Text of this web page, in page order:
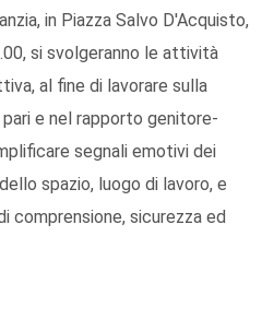
in Piazza Salvo D'Acquisto,
si svolgeranno le attività
al fine di lavorare sulla
e nel rapporto genitore-
segnali emotivi dei
spazio, luogo di lavoro, e
comprensione, sicurezza ed